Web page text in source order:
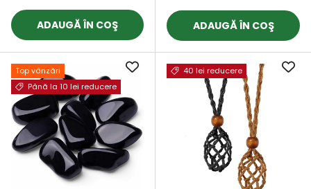
ADAUGĂ ÎN COŞ
albastru de 8 mm -
bratara pentru
energie, protectie,
meditatie
ADAUGĂ ÎN COŞ
Top vânzări
Până la 10 lei reducere
40 lei reducere